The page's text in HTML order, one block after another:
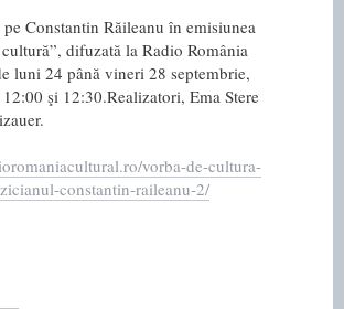
Constantin Răileanu în emisiunea
difuzată la Radio România
luni 24 până vineri 28 septembrie,
şi 12:30.Realizatori, Ema Stere
vorba-de-cultura-
constantin-raileanu-2/